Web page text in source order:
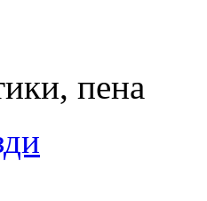
пена